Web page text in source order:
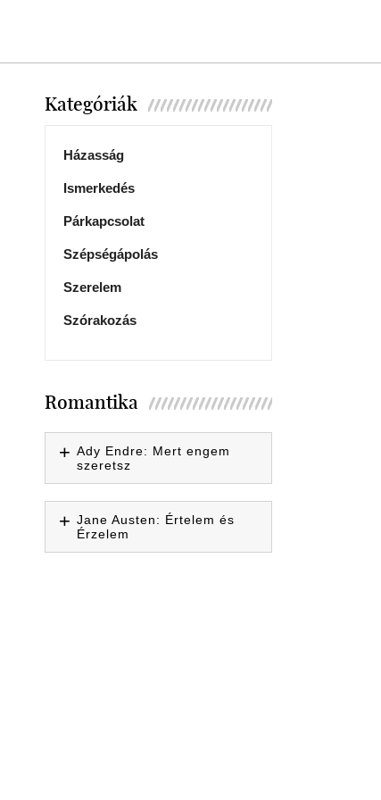
Kategóriák
Házasság
Ismerkedés
Párkapcsolat
Szépségápolás
Szerelem
Szórakozás
Romantika
Ady Endre: Mert engem
szeretsz
Jane Austen: Értelem és
Érzelem